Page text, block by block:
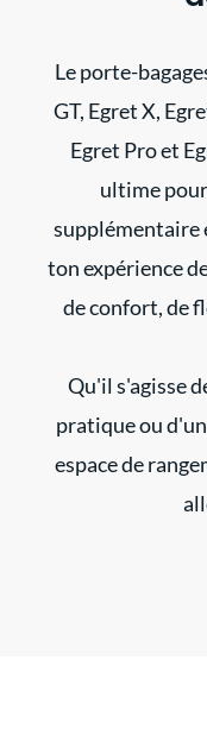
Le porte-
GT, Egret X,
Egret Pro et
ultime
supplémentaire
ton expérience
de confort, de
Qu'il s'agisse
pratique ou
espace de